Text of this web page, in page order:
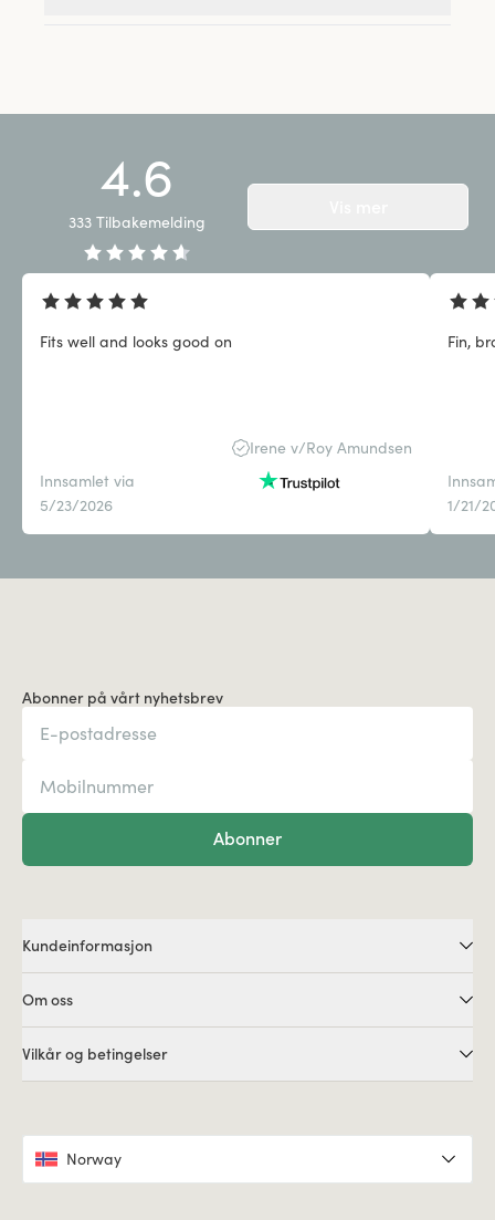
4.6
333 Tilbakemelding
Fits well and looks good on
Irene v/Roy Amundsen
Innsamlet via
5/23/2026
Fin,
1/21/
Abonner på vårt nyhetsbrev
Abonner
Kundeinformasjon
Om oss
Vilkår og betingelser
Norway